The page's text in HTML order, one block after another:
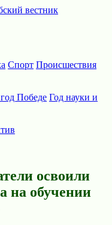
Спорт Происшествия
Победе Год науки и
освоили
на обучении